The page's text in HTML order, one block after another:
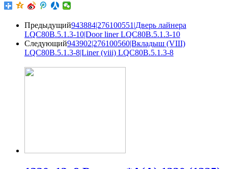
Предыдущий943884|276100551|Дверь лайнера
LQC80B.5.1.3-10|Door liner LQC80B.5.1.3-10
Следующий943902|276100560|Вкладыш (VIII)
LQC80B.5.1.3-8|Liner (viii) LQC80B.5.1.3-8